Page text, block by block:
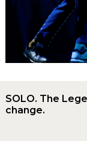
SOLO. The
change.